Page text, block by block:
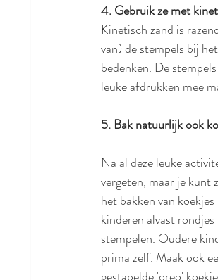
4. Gebruik ze met
Kinetisch zand is
van) de stempels bij
bedenken. De
leuke afdrukken mee
5. Bak natuurlijk ook
Na al deze leuke
vergeten, maar je kunt
het bakken van
kinderen alvast
stempelen. Oudere
prima zelf. Maak ook
gestapelde 'oreo'